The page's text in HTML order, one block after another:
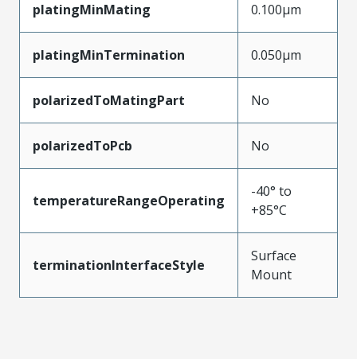
platingMinMating 0.100µm
platingMinTermination 0.050µm
polarizedToMatingPart No
polarizedToPcb No
temperatureRangeOperating
-40° to
+85°C
terminationInterfaceStyle
Surface
Mount